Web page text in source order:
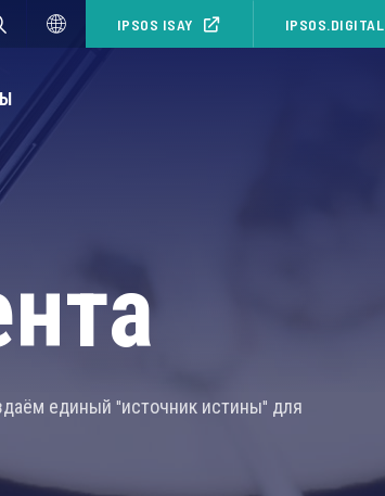
IPSOS ISAY IPSOS.DIGITAL
единый "источник истины" для